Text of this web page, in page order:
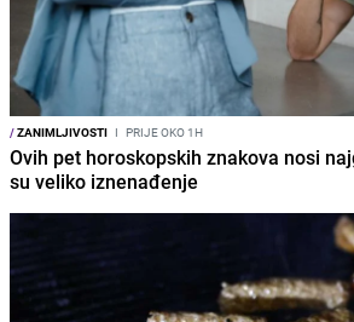
/ZANIMLJIVOSTI I PRIJE OKO 1H
Ovih pet horoskopskih znakova nosi
su veliko iznenađenje